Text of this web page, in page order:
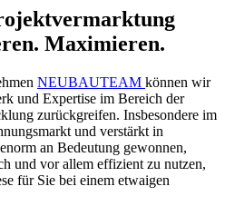
Maximieren.
NEUBAUTEAM können wir
und Expertise im Bereich der
zurückgreifen. Insbesondere im
und verstärkt in
an Bedeutung gewonnen,
und vor allem effizient zu nutzen,
für Sie bei einem etwaigen